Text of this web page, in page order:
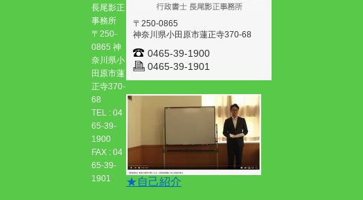
〒250-0865
神奈川県小田原市蓮正寺370-68
0465-39-1900
0465-39-1901
★自己紹介
長尾影正
事務所
〒250-
0865 神
奈川県小
田原市蓮
正寺370-
68
TEL : 04
65-39-
1900
FAX : 04
65-39-
1901